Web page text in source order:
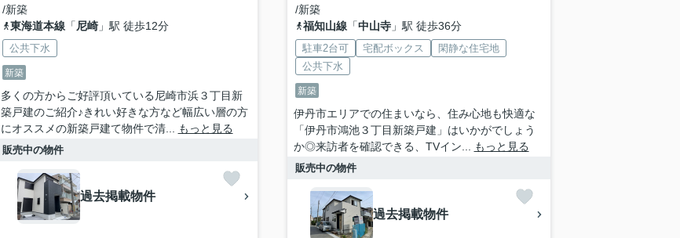
/新築
東海道本線「 尼崎」駅 徒歩12分
公共下水
新築
多くの方からご好評頂いている尼崎市浜３丁目新
築戸建のご紹介♪きれい好きな方など幅広い層の方
にオススメの新築戸建て物件で清...
もっと見る
販売中の物件
過去掲載物件
/新築
福知山線「中山寺」駅 徒歩36分
駐車2台可 宅配ボックス
閑静な住宅地
公共下水
新築
伊丹市エリアでの住まいなら、住み心地も快適な
「伊丹市鴻池３丁目新築戸建」はいかがでしょう
か◎来訪者を確認できる、TVイン...
もっと見る
販売中の物件
過去掲載物件